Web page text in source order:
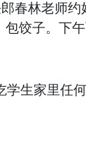
春林老师
饺子。下
学生家里任